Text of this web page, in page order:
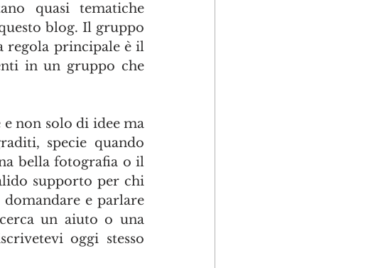
quasi tematiche
blog. Il gruppo
regola principale è il
in un gruppo che
non solo di idee ma
specie quando
bella fotografia o il
supporto per chi
e parlare
un aiuto o una
oggi stesso